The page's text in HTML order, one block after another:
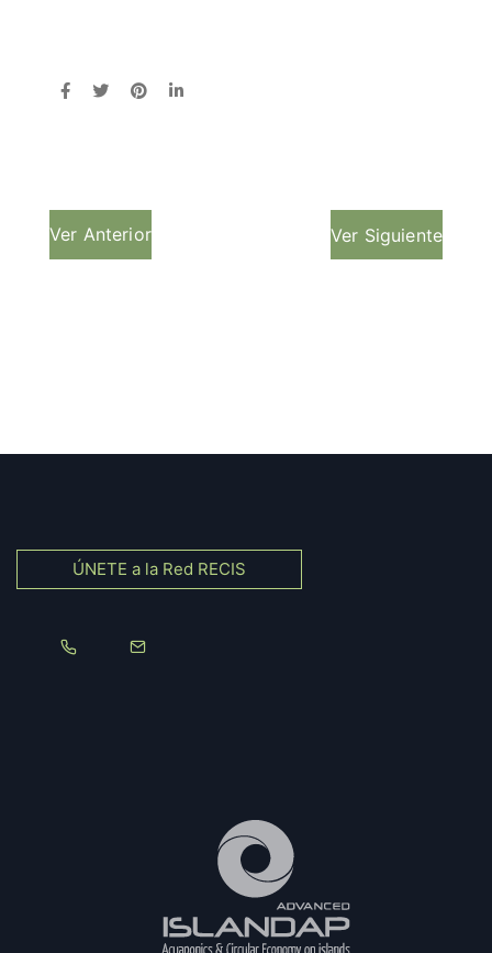
Ver Anterior Ver Siguiente
ÚNETE a la Red RECIS